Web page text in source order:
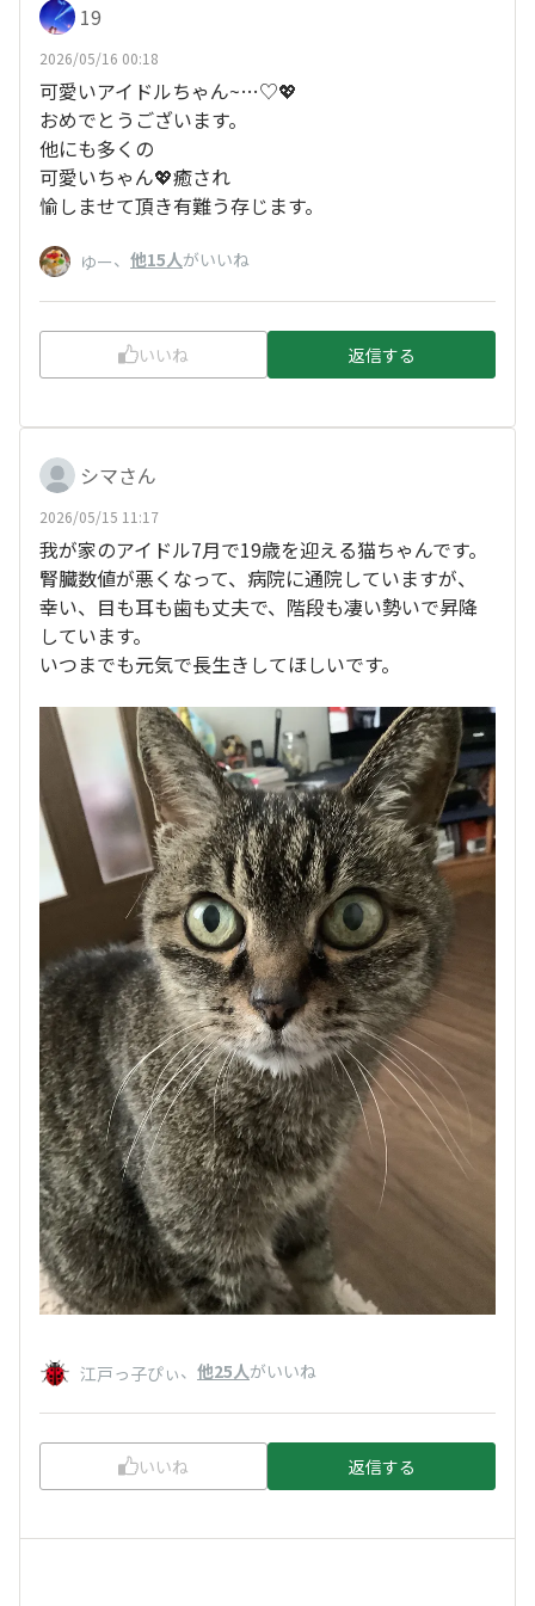
19
2026/05/16 00:18
可愛いアイドルちゃん~…♡💖
おめでとうございます。
他にも多くの
可愛いちゃん💖癒され
愉しませて頂き有難う存じます。
ゆー、 他15人がいいね
いいね 返信する
シマさん
2026/05/15 11:17
我が家のアイドル7月で19歳を迎える猫ちゃんです。
腎臓数値が悪くなって、病院に通院していますが、
幸い、目も耳も歯も丈夫で、階段も凄い勢いで昇降
しています。
いつまでも元気で長生きしてほしいです。
江戸っ子ぴぃ、 他25人がいいね
いいね 返信する